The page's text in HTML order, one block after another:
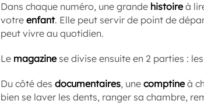
Dans chaque numéro, une grande histoireà
votre enfant. Elle peut servir de point de
peut vivre au quotidien.
Le magazinese divise ensuite en 2 parties :
Du côté des documentaires, une comptineà
bien se laver les dents, ranger sa chambre,